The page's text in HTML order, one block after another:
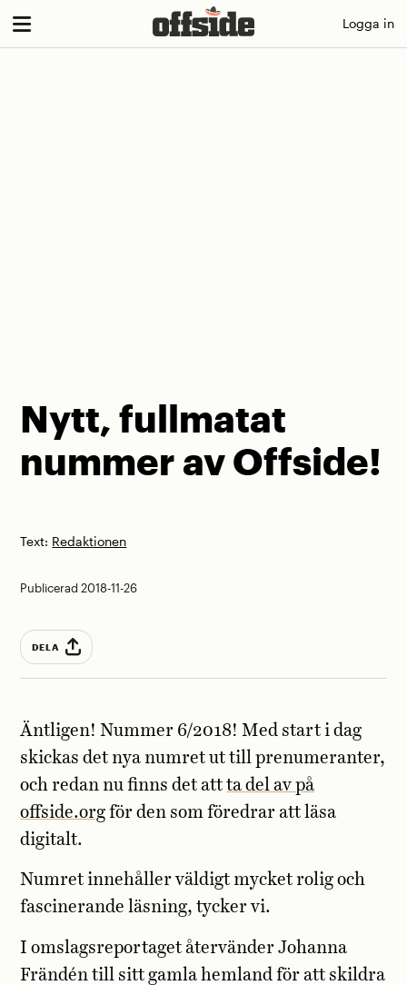
Skip
Logga in
Nytt, fullmatat
nummer av Offside!
Text: Redaktionen
Publicerad 2018-11-26
DELA
Äntligen! Nummer 6/2018! Med start i dag
skickas det nya numret ut till prenumeranter,
och redan nu finns det attta del av på
offside.org för den som föredrar att läsa
digitalt.
Numret innehåller väldigt mycket rolig och
fascinerande läsning, tycker vi.
I omslagsreportaget återvänder Johanna
Frändén till sitt gamla hemland för att skildra